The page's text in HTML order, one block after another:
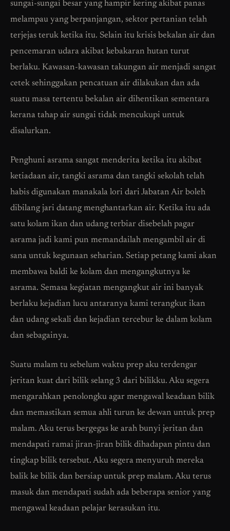
sungai-sungai besar yang hampir kering akibat panas
melampau yang berpanjangan, sektor pertanian telah
terjejas teruk ketika itu. Selain itu krisis bekalan air dan
pencemaran udara akibat kebakaran hutan turut
berlaku. Kawasan-kawasan takungan air menjadi sangat
cetek sehinggakan pencatuan air dilakukan dan ada
suatu masa tertentu bekalan air dihentikan sementara
kerana tahap air sungai tidak mencukupi untuk
disalurkan.
Penghuni asrama sangat menderita ketika itu akibat
ketiadaan air, tangki asrama dan tangki sekolah telah
habis digunakan manakala lori dari Jabatan Air boleh
dibilang jari datang menghantarkan air. Ketika itu ada
satu kolam ikan dan udang terbiar disebelah pagar
asrama jadi kami pun memandailah mengambil air di
sana untuk kegunaan seharian. Setiap petang kami akan
membawa baldi ke kolam dan mengangkutnya ke
asrama. Semasa kegiatan mengangkut air ini banyak
berlaku kejadian lucu antaranya kami terangkut ikan
dan udang sekali dan kejadian tercebur ke dalam kolam
dan sebagainya.
Suatu malam tu sebelum waktu prep aku terdengar
jeritan kuat dari bilik selang 3 dari bilikku. Aku segera
mengarahkan penolongku agar mengawal keadaan bilik
dan memastikan semua ahli turun ke dewan untuk prep
malam. Aku terus bergegas ke arah bunyi jeritan dan
mendapati ramai jiran-jiran bilik dihadapan pintu dan
tingkap bilik tersebut. Aku segera menyuruh mereka
balik ke bilik dan bersiap untuk prep malam. Aku terus
masuk dan mendapati sudah ada beberapa senior yang
mengawal keadaan pelajar kerasukan itu.